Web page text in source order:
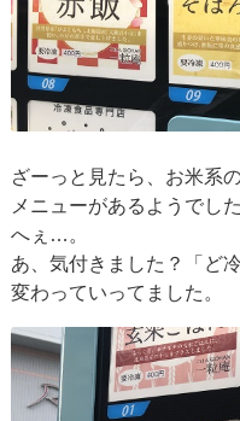
ざーっと見たら、お米系
メニューがあるようでした
へぇ…。
あ、気付きました？「ど
変わっていってました。